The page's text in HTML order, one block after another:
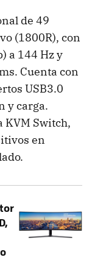
de 49
(1800R), con
a 144 Hz y
Cuenta con
USB3.0
y carga.
KVM Switch,
en